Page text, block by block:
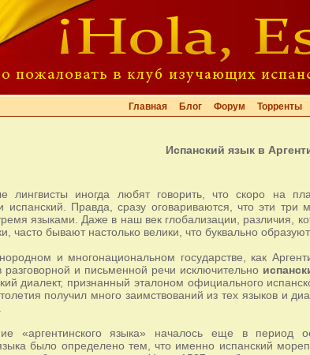
Главная Блог Форум Торренты
Испанский язык в
лингвисты иногда любят говорить, что скоро на
испанский. Правда, сразу оговариваются, что эти три
языками. Даже в наш век глобализации, различия,
часто бывают настолько велики, что буквально
и многонациональном государстве, как
разговорной и письменной речи исключительно
диалект, признанный эталоном официального
получил много заимствований из тех языков и
«аргентинского языка» началось еще в период
было определено тем, что именно испанский